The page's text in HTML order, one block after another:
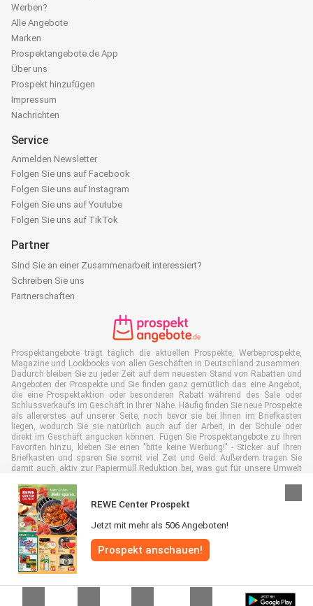
REWE Center Prospekt
Jetzt mit mehr als 506 Angeboten!
Prospekt anschauen!
Werben?
Alle Angebote
Marken
Prospektangebote.de App
Über uns
Prospekt hinzufügen
Impressum
Nachrichten
Service
Anmelden Newsletter
Folgen Sie uns auf Facebook
Folgen Sie uns auf Instagram
Folgen Sie uns auf Youtube
Folgen Sie uns auf TikTok
Partner
Sind Sie an einer Zusammenarbeit interessiert?
Schreiben Sie uns
Partnerschaften
Prospektangebote trägt täglich die aktuellen Prospekte, Werbeprospekte,
Magazine und Lookbooks von allen Geschäften in Deutschland zusammen.
Dadurch bleiben Sie zu jeder Zeit auf dem neuesten Stand von Rabatten und
Angeboten der Prospekte und Sie finden ganz gemütlich das eine Angebot,
die eine Prospektaktion oder besonderen Rabatt während des Sale oder
Schlussverkaufs im Geschäft in Ihrer Nähe. Häufig finden Sie neue Prospekte
als allererstes auf unserer Seite, noch bevor sie bei Ihnen im Briefkasten
liegen, wodurch Sie sie natürlich auch auf der Arbeit, in der Schule oder
direkt im Geschäft angucken können. Fügen Sie Prospektangebote zu Ihren
Favoriten hinzu, kleben Sie einen "bitte keine Werbung!" - Sticker auf Ihren
Briefkasten und sparen Sie somit viel Zeit und Geld. Außerdem tragen Sie
damit auch aktiv zur Papiermüll Reduktion bei, was gut für unsere Umwelt
Alle Rechte vorbehalten © Prospektangebote.de 2026 |
|Allgemeine Geschäftsbedingungen|Datenschutzerklärung